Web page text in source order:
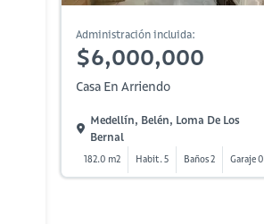
Administración incluida:
$6,000,000
Casa En Arriendo
Medellín, Belén, Loma De Los
Bernal
182.0 m2 Habit. 5 Baños 2 Garaje 0